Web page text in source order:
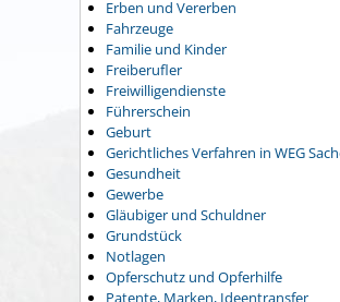
Erben und Vererben
Fahrzeuge
Familie und Kinder
Freiberufler
Freiwilligendienste
Führerschein
Geburt
Gerichtliches Verfahren in WEG
Gesundheit
Gewerbe
Gläubiger und Schuldner
Grundstück
Notlagen
Opferschutz und Opferhilfe
Patente, Marken, Ideentransfer